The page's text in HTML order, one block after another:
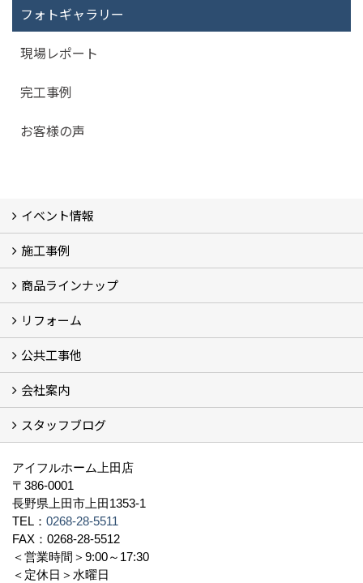
フォトギャラリー
現場レポート
完工事例
お客様の声
イベント情報
イベント予告
過去のイベント
施工事例
フォトギャラリー
モデルハウス (7)
現場レポート
完工事例
お客様の声
商品ラインナップ
商品ラインアップ一覧
FAVO（フェイボ）【自由設計】
Lodina（ロディナ）【規格住宅】
全館空調システム
リフォーム
コンセプト (2)
選ばれる理由
施工実例（フォトギャラリー）
公共工事他
建築工事 実績
土木工事 実績
一般建築(別荘)
公共工事部スタッフ紹介
会社案内
社長挨拶
会社概要
採用情報
アクセス
スタッフ紹介
スタッフブログ
資格取得一覧
プライバシーポリシー
地域貢献 (3)
スタッフブログ
アイフルホーム上田店
〒386-0001
長野県上田市上田1353-1
TEL： 0268-28-5511
FAX：0268-28-5512
＜営業時間＞9:00～17:30
＜定休日＞水曜日